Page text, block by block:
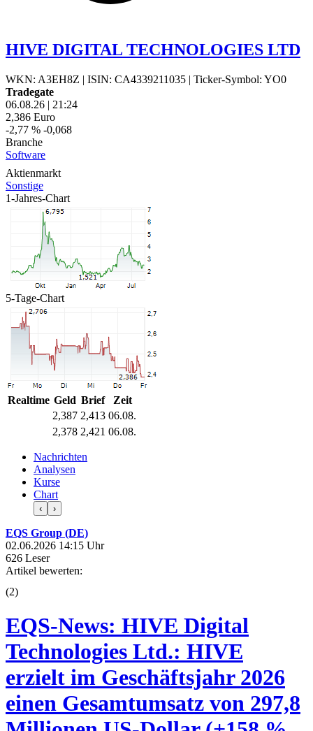
HIVE DIGITAL TECHNOLOGIES LTD
WKN: A3EH8Z | ISIN: CA4339211035 | Ticker-Symbol: YO0
Tradegate
06.08.26 | 21:24
2,386 Euro
-2,77 % -0,068
Branche
Software
Aktienmarkt
Sonstige
1-Jahres-Chart
5-Tage-Chart
Realtime Geld Brief
Zeit
2,387 2,413 06.08.
2,378 2,421 06.08.
Nachrichten
Analysen
Kurse
Chart
‹ ›
EQS Group (DE)
02.06.2026 14:15 Uhr
626 Leser
Artikel bewerten:
(2)
EQS-News: HIVE Digital
Technologies Ltd.: HIVE
erzielt im Geschäftsjahr 2026
einen Gesamtumsatz von 297,8